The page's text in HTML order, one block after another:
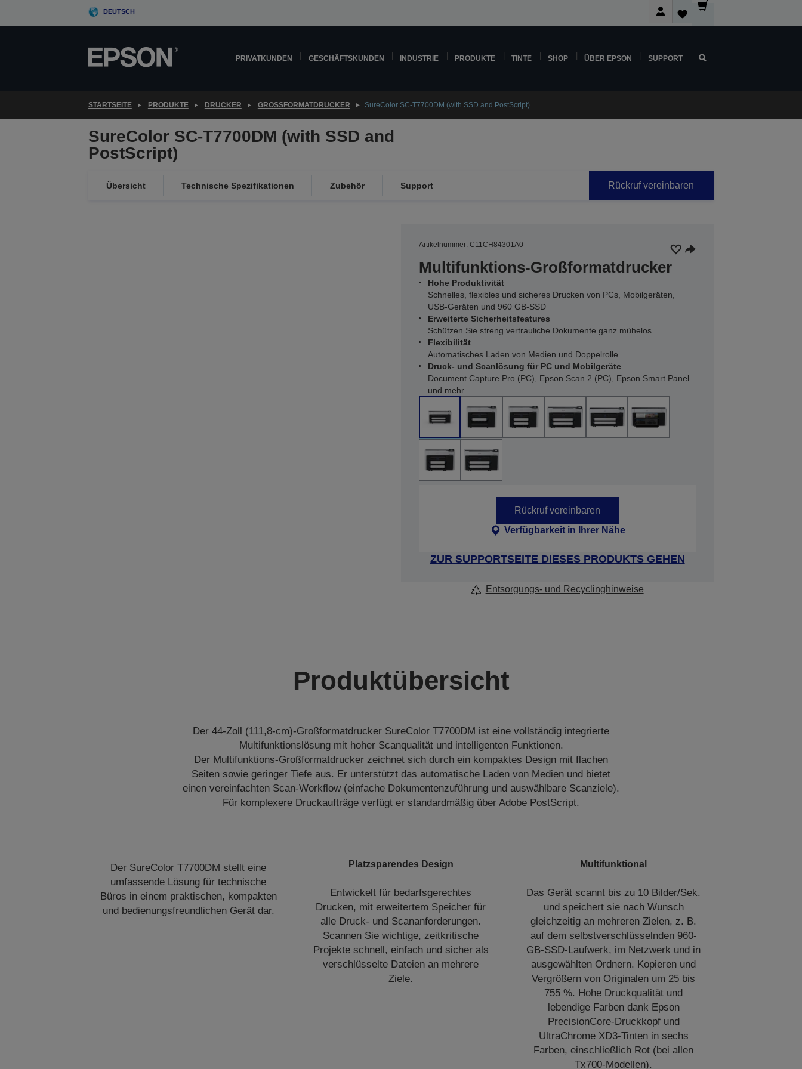
DEUTSCH
PRIVATKUNDEN GESCHÄFTSKUNDEN INDUSTRIE PRODUKTE TINTE SHOP ÜBER EPSON SUPPORT
STARTSEITE PRODUKTE DRUCKER GROSSFORMATDRUCKER SureColor SC-T7700DM (with SSD and PostScript)
SureColor SC-T7700DM (with SSD and
PostScript)
Übersicht Technische Spezifikationen Zubehör Support Rückruf vereinbaren
Artikelnummer: C11CH84301A0
Multifunktions-Großformatdrucker
Hohe Produktivität
Schnelles, flexibles und sicheres Drucken von PCs, Mobilgeräten,
USB-Geräten und 960 GB-SSD
Erweiterte Sicherheitsfeatures
Schützen Sie streng vertrauliche Dokumente ganz mühelos
Flexibilität
Automatisches Laden von Medien und Doppelrolle
Druck- und Scanlösung für PC und Mobilgeräte
Document Capture Pro (PC), Epson Scan 2 (PC), Epson Smart Panel
und mehr
Rückruf vereinbaren
Verfügbarkeit in Ihrer Nähe
ZUR SUPPORTSEITE DIESES PRODUKTS GEHEN
Entsorgungs- und Recyclinghinweise
Produktübersicht
Der 44-Zoll (111,8-cm)-Großformatdrucker SureColor T7700DM ist eine vollständig integrierte
Multifunktionslösung mit hoher Scanqualität und intelligenten Funktionen.
Der Multifunktions-Großformatdrucker zeichnet sich durch ein kompaktes Design mit flachen
Seiten sowie geringer Tiefe aus. Er unterstützt das automatische Laden von Medien und bietet
einen vereinfachten Scan-Workflow (einfache Dokumentenzuführung und auswählbare Scanziele).
Für komplexere Druckaufträge verfügt er standardmäßig über Adobe PostScript.
Der SureColor T7700DM stellt eine
umfassende Lösung für technische
Büros in einem praktischen, kompakten
und bedienungsfreundlichen Gerät dar.
Platzsparendes Design
Entwickelt für bedarfsgerechtes
Drucken, mit erweitertem Speicher für
alle Druck- und Scananforderungen.
Scannen Sie wichtige, zeitkritische
Projekte schnell, einfach und sicher als
verschlüsselte Dateien an mehrere
Ziele.
Multifunktional
Das Gerät scannt bis zu 10 Bilder/Sek.
und speichert sie nach Wunsch
gleichzeitig an mehreren Zielen, z. B.
auf dem selbstverschlüsselnden 960-
GB-SSD-Laufwerk, im Netzwerk und in
ausgewählten Ordnern. Kopieren und
Vergrößern von Originalen um 25 bis
755 %. Hohe Druckqualität und
lebendige Farben dank Epson
PrecisionCore-Druckkopf und
UltraChrome XD3-Tinten in sechs
Farben, einschließlich Rot (bei allen
Tx700-Modellen).